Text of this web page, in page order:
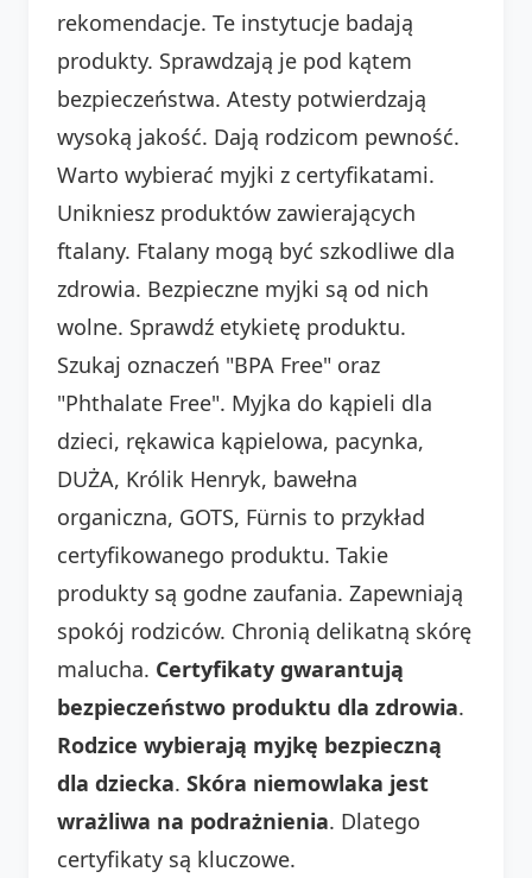
rekomendacje. Te instytucje badają
produkty. Sprawdzają je pod kątem
bezpieczeństwa. Atesty potwierdzają
wysoką jakość. Dają rodzicom pewność.
Warto wybierać myjki z certyfikatami.
Unikniesz produktów zawierających
ftalany. Ftalany mogą być szkodliwe dla
zdrowia. Bezpieczne myjki są od nich
wolne. Sprawdź etykietę produktu.
Szukaj oznaczeń "BPA Free" oraz
"Phthalate Free". Myjka do kąpieli dla
dzieci, rękawica kąpielowa, pacynka,
DUŻA, Królik Henryk, bawełna
organiczna, GOTS, Fürnis to przykład
certyfikowanego produktu. Takie
produkty są godne zaufania. Zapewniają
spokój rodziców. Chronią delikatną skórę
malucha. Certyfikaty gwarantują
bezpieczeństwo produktu dla zdrowia.
Rodzice wybierają myjkę bezpieczną
dla dziecka. Skóra niemowlaka jest
wrażliwa na podrażnienia. Dlatego
certyfikaty są kluczowe.